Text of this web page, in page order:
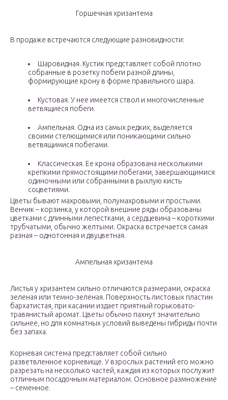
Горшечная хризантема
В продаже встречаются следующие разновидности:
Шаровидная. Кустик представляет собой плотно
собранные в розетку побеги разной длины,
формирующие крону в форме правильного шара.
Кустовая. У нее имеется ствол и многочисленные
ветвящиеся побеги.
Ампельная. Одна из самых редких, выделяется
своими стелющимися или поникающими сильно
ветвящимися побегами.
Классическая. Ее крона образована несколькими
крепкими прямостоящими побегами, завершающимися
одиночными или собранными в рыхлую кисть
соцветиями.
Цветы бывают махровыми, полумахровыми и простыми.
Венчик – корзинка, у которой внешние ряды образованы
цветками с длинными лепестками, а сердцевина – короткими
трубчатыми, обычно желтыми. Окраска встречается самая
разная – однотонная и двуцветная.
Ампельная хризантема
Листья у хризантем сильно отличаются размерами, окраска
зеленая или темно-зеленая. Поверхность листовых пластин
бархатистая, при касании издает приятный горьковато-
травянистый аромат. Цветы обычно пахнут значительно
сильнее, но для комнатных условий выведены гибриды почти
без запаха.
Корневая система представляет собой сильно
разветвленное корневище. У взрослых растений его можно
разрезать на несколько частей, каждая из которых послужит
отличным посадочным материалом. Основное размножение
– семенное.